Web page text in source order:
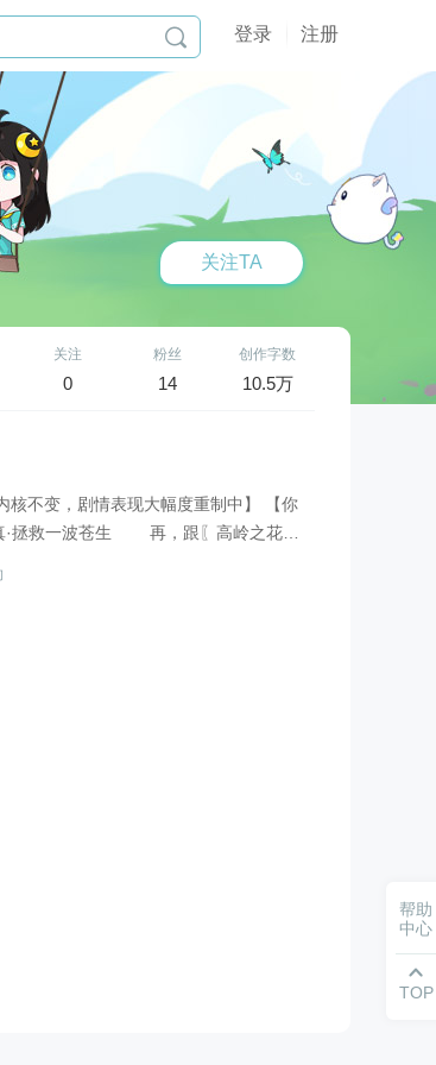
登录 注册

关注TA
关注
0
粉丝
14
创作字数
10.5万
变，剧情表现大幅度重制中】 【你
一波苍生 再，跟〖高岭之花〗
剧情纯享，有一些自由、无属性的
帮助
中心

TOP